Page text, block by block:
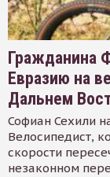
Гражданина
Евразию на
Дальнем
Софиан Сехили
Велосипедист,
скорости
незаконном